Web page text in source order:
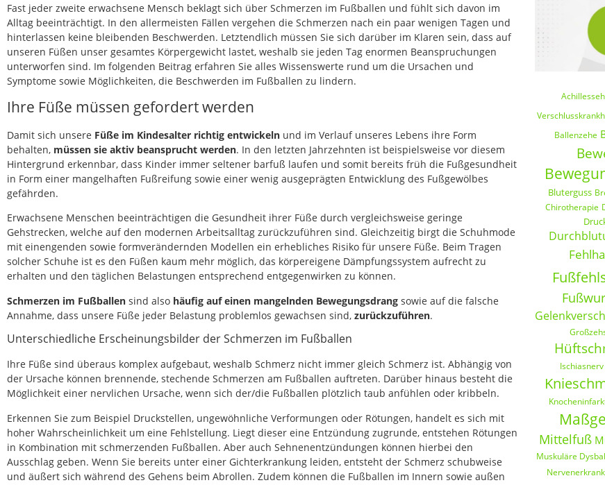
Fast jeder zweite erwachsene Mensch beklagt sich über Schmerzen im Fußballen und fühlt sich davon im
Alltag beeinträchtigt. In den allermeisten Fällen vergehen die Schmerzen nach ein paar wenigen Tagen und
hinterlassen keine bleibenden Beschwerden. Letztendlich müssen Sie sich darüber im Klaren sein, dass auf
unseren Füßen unser gesamtes Körpergewicht lastet, weshalb sie jeden Tag enormen Beanspruchungen
unterworfen sind. Im folgenden Beitrag erfahren Sie alles Wissenswerte rund um die Ursachen und
Symptome sowie Möglichkeiten, die Beschwerden im Fußballen zu lindern.
Ihre Füße müssen gefordert werden
Damit sich unsere Füße im Kindesalter richtig entwickeln und im Verlauf unseres Lebens ihre Form
behalten, müssen sie aktiv beansprucht werden. In den letzten Jahrzehnten ist beispielsweise vor diesem
Hintergrund erkennbar, dass Kinder immer seltener barfuß laufen und somit bereits früh die Fußgesundheit
in Form einer mangelhaften Fußreifung sowie einer wenig ausgeprägten Entwicklung des Fußgewölbes
gefährden.
Erwachsene Menschen beeinträchtigen die Gesundheit ihrer Füße durch vergleichsweise geringe
Gehstrecken, welche auf den modernen Arbeitsalltag zurückzuführen sind. Gleichzeitig birgt die Schuhmode
mit einengenden sowie formverändernden Modellen ein erhebliches Risiko für unsere Füße. Beim Tragen
solcher Schuhe ist es den Füßen kaum mehr möglich, das körpereigene Dämpfungssystem aufrecht zu
erhalten und den täglichen Belastungen entsprechend entgegenwirken zu können.
Schmerzen im Fußballen sind also häufig auf einen mangelnden Bewegungsdrang sowie auf die falsche
Annahme, dass unsere Füße jeder Belastung problemlos gewachsen sind, zurückzuführen.
Unterschiedliche Erscheinungsbilder der Schmerzen im Fußballen
Ihre Füße sind überaus komplex aufgebaut, weshalb Schmerz nicht immer gleich Schmerz ist. Abhängig von
der Ursache können brennende, stechende Schmerzen am Fußballen auftreten. Darüber hinaus besteht die
Möglichkeit einer nervlichen Ursache, wenn sich der/die Fußballen plötzlich taub anfühlen oder kribbeln.
Erkennen Sie zum Beispiel Druckstellen, ungewöhnliche Verformungen oder Rötungen, handelt es sich mit
hoher Wahrscheinlichkeit um eine Fehlstellung. Liegt dieser eine Entzündung zugrunde, entstehen Rötungen
in Kombination mit schmerzenden Fußballen. Aber auch Sehnenentzündungen können hierbei den
Ausschlag geben. Wenn Sie bereits unter einer Gichterkrankung leiden, entsteht der Schmerz schubweise
und äußert sich während des Gehens beim Abrollen. Zudem können die Fußballen im Innern sowie außen
Ballenzehe
Bluterguss
Chirotherapie
Ischiasnerv
Mittelfuß
Muskuläre